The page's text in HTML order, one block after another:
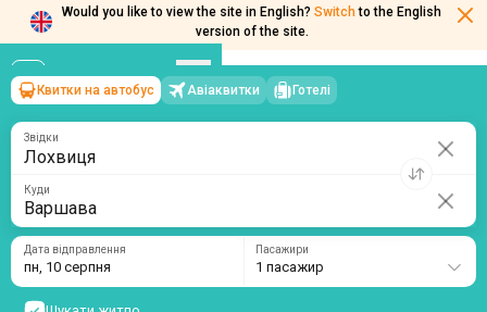
Would you like to view the site in English? Switch to the English
version of the site.
Лохвиця
Квитки на автобус Авіаквитки Готелі
Куди
Дата відправлення
пн, 10 серпня
Шукати житло